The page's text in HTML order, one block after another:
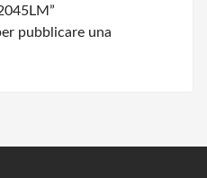
pubblicare una